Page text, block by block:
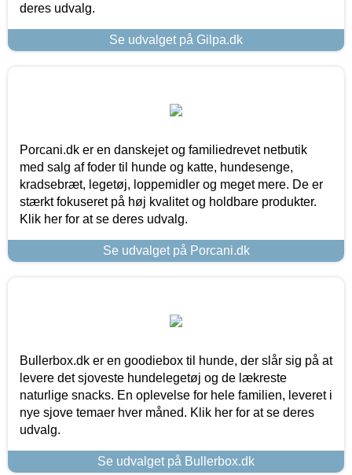
deres udvalg.
Se udvalget på Gilpa.dk
Porcani.dk er en danskejet og familiedrevet netbutik
med salg af foder til hunde og katte, hundesenge,
kradsebræt, legetøj, loppemidler og meget mere. De er
stærkt fokuseret på høj kvalitet og holdbare produkter.
Klik her for at se deres udvalg.
Se udvalget på Porcani.dk
Bullerbox.dk er en goodiebox til hunde, der slår sig på at
levere det sjoveste hundelegetøj og de lækreste
naturlige snacks. En oplevelse for hele familien, leveret i
nye sjove temaer hver måned. Klik her for at se deres
udvalg.
Se udvalget på Bullerbox.dk